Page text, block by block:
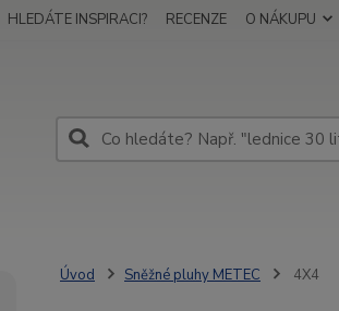
HLEDÁTE INSPIRACI? RECENZE O NÁKUPU
Úvod Sněžné pluhy METEC 4X4